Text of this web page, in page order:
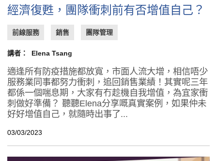
經濟復甦，團隊衝刺前有否增值自己？
前線服務 銷售 團隊管理
講者： Elena Tsang
適逢所有防疫措施都放寬，市面人流大增，相信唔少
服務業同事都努力衝刺，追回銷售業績！其實呢三年
都係一個喘息期，大家有冇趁機自我增值，為宜家衝
刺做好準備？ 聽聽Elena分享嘅真實案例，如果仲未
好好增值自己，就隨時出事了...
03/03/2023